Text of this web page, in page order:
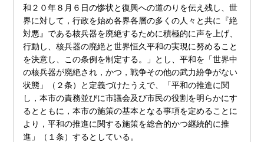
和２０年８月６日の惨状と復興への道のりを伝え残し、世
界に対して，行政を始め各界各層の多くの人々と共に『絶
対悪』である核兵器を廃絶するために積極的に声を上げ、
行動し、核兵器の廃絶と世界恒久平和の実現に努めること
を決意し、この条例を制定する。」とし、平和を「世界中
の核兵器が廃絶され，かつ，戦争その他の武力紛争がない
状態」（２条）と定義づけたうえで、「平和の推進に関
し，本市の責務並びに市議会及び市民の役割を明らかにす
るとともに，本市の施策の基本となる事項を定めることに
より，平和の推進に関する施策を総合的かつ継続的に推
進」（１条）するとしている。